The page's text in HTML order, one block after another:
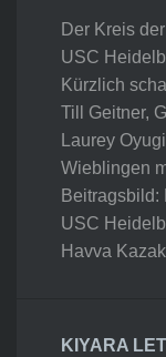
Der Kreis
USC
Kürzlich
Till Geitner,
Laurey
Wieblingen
USC
Havva
KIYARA